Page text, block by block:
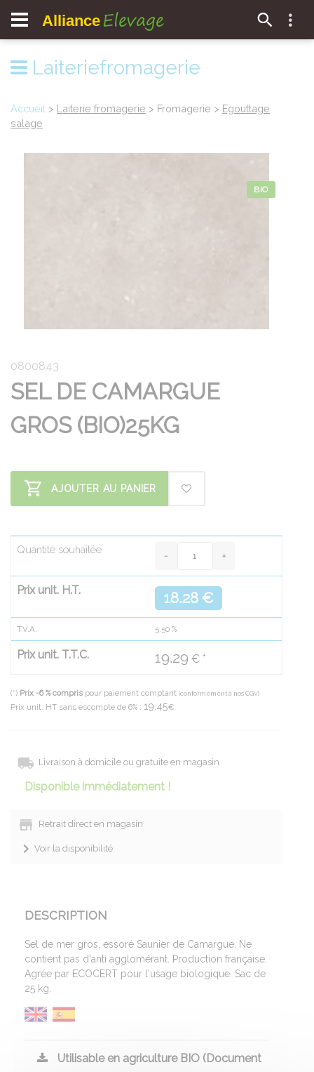
Alliance Elevage
Laiteriefromagerie
Accueil > Laiterie fromagerie > Fromagerie > Egouttage
salage
BIO
0800843
SEL DE CAMARGUE
GROS (BIO)25KG
AJOUTER AU PANIER
Quantité souhaitée
Prix unit. H.T. 18.28 €
T.V.A. 5.50 %
Prix unit. T.T.C. 19.29 € *
(*) Prix -6 % compris pour paiement comptant (conformément à nos CGV)
Prix unit. HT sans escompte de 6% : 19.45€
Livraison à domicile ou gratuite en magasin
Disponible immédiatement !
Retrait direct en magasin
Voir la disponibilité
DESCRIPTION
Sel de mer gros, essoré Saunier de Camargue. Ne
contient pas d'anti agglomérant. Production française.
Agrée par ECOCERT pour l'usage biologique. Sac de
25 kg.
Utilisable en agriculture BIO (Document